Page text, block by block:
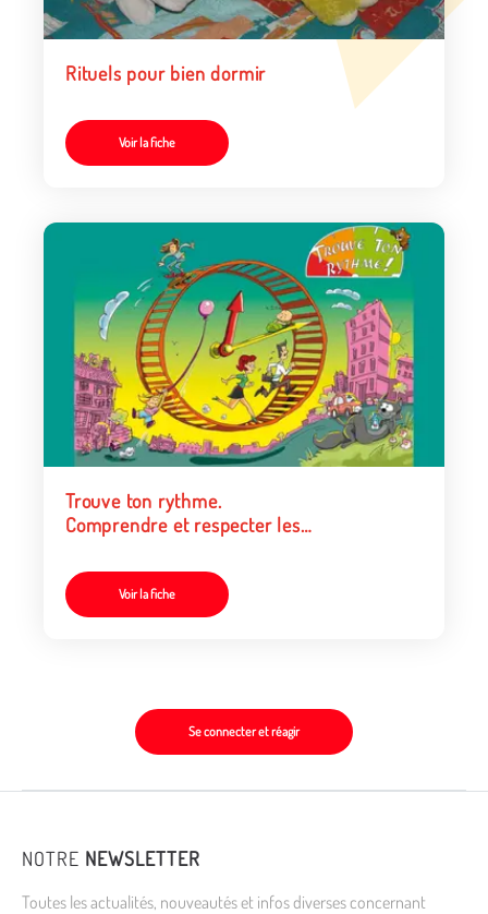
Rituels pour bien dormir
Voir la fiche
Trouve ton rythme.
Comprendre et respecter les
Voir la fiche
Se connecter et réagir
NOTRE NEWSLETTER
Toutes les actualités, nouveautés et infos diverses concernant